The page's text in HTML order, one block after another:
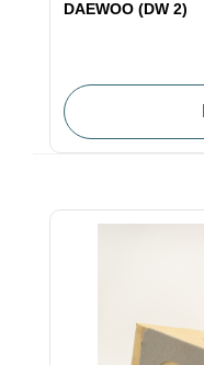
DAEWOO (DW 2)